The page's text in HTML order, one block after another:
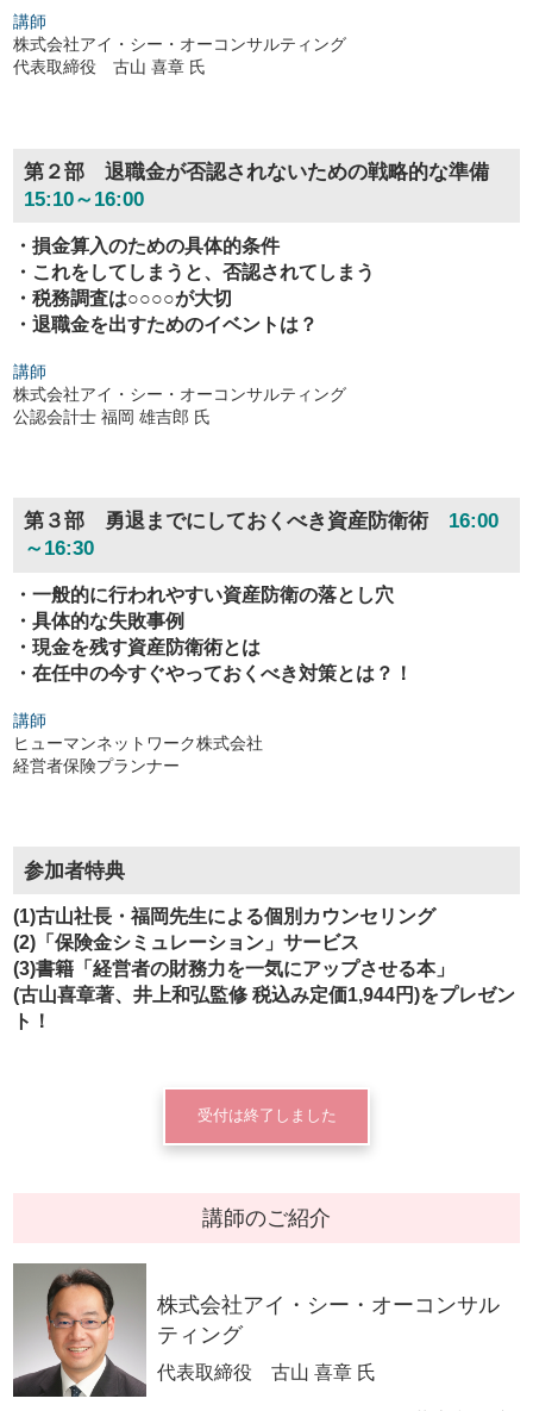
講師
株式会社アイ・シー・オーコンサルティング
代表取締役 古山 喜章 氏
第２部 退職金が否認されないための戦略的な準備
15:10～16:00
・損金算入のための具体的条件
・これをしてしまうと、否認されてしまう
・税務調査は○○○○が大切
・退職金を出すためのイベントは？
講師
株式会社アイ・シー・オーコンサルティング
公認会計士 福岡 雄吉郎 氏
第３部 勇退までにしておくべき資産防衛術 16:00
～16:30
・一般的に行われやすい資産防衛の落とし穴
・具体的な失敗事例
・現金を残す資産防衛術とは
・在任中の今すぐやっておくべき対策とは？！
講師
ヒューマンネットワーク株式会社
経営者保険プランナー
参加者特典
(1)古山社長・福岡先生による個別カウンセリング
(2)「保険金シミュレーション」サービス
(3)書籍「経営者の財務力を一気にアップさせる本」
(古山喜章著、井上和弘監修 税込み定価1,944円)をプレゼン
ト！
受付は終了しました
講師のご紹介
株式会社アイ・シー・オーコンサル
ティング
代表取締役 古山 喜章 氏